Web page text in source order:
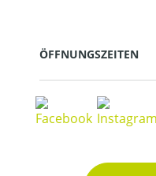
ÖFFNUNGSZEITEN